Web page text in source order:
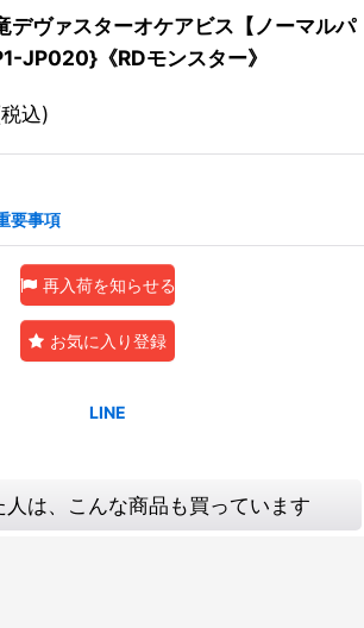
デヴァスターオケアビス【ノーマルパ
JP020}《RDモンスター》
込)
要事項
再入荷を知らせる
お気に入り登録
人は、こんな商品も買っています